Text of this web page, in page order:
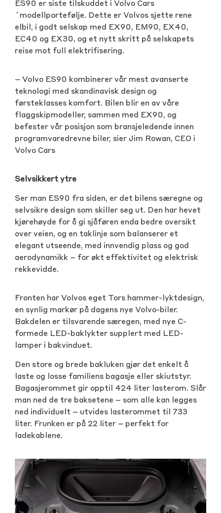
ES90 er siste tilskuddet i Volvo Cars
´modellportefølje. Dette er Volvos sjette rene
elbil, i godt selskap med EX90, EM90, EX40,
EC40 og EX30, og et nytt skritt på selskapets
reise mot full elektrifisering.
– Volvo ES90 kombinerer vår mest avanserte
teknologi med skandinavisk design og
førsteklasses komfort. Bilen blir en av våre
flaggskipmodeller, sammen med EX90, og
befester vår posisjon som bransjeledende innen
programvaredrevne biler, sier Jim Rowan, CEO i
Volvo Cars
Selvsikkert ytre
Ser man ES90 fra siden, er det bilens særegne og
selvsikre design som skiller seg ut. Den har hevet
kjørehøyde for å gi sjåføren enda bedre oversikt
over veien, og en taklinje som balanserer et
elegant utseende, med innvendig plass og god
aerodynamikk – for økt effektivitet og elektrisk
rekkevidde.
Fronten har Volvos eget Tors hammer-lyktdesign,
en synlig markør på dagens nye Volvo-biler.
Bakdelen er tilsvarende særegen, med nye C-
formede LED-baklykter supplert med LED-
lamper i bakvinduet.
Den store og brede bakluken gjør det enkelt å
laste og losse familiens bagasje eller skiutstyr.
Bagasjerommet gir opptil 424 liter lasterom. Slår
man ned de tre baksetene – som alle kan legges
ned individuelt – utvides lasterommet til 733
liter. Frunken er på 22 liter – perfekt for
ladekablene.